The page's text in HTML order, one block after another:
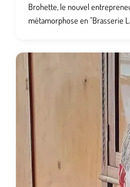
Brohette, le nouvel
métamorphose en "Brasserie